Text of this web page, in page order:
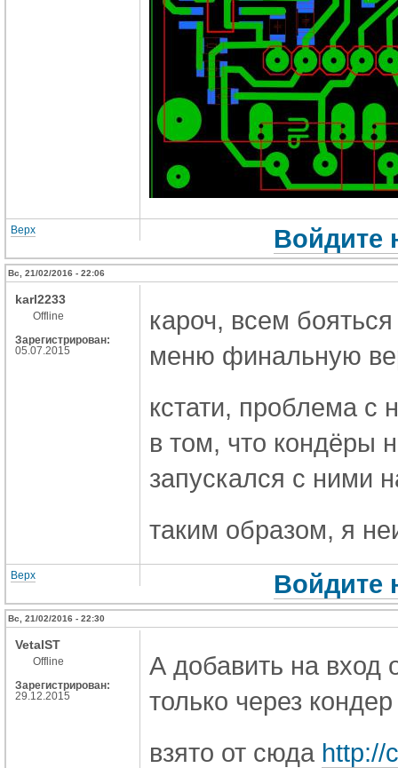
Верх Войдите
Вс, 21/02/2016 - 22:06
karl2233
Offline
Зарегистрирован:
05.07.2015
кароч, всем
меню финальную
кстати, проблема с
в том, что кондёры
запускался с ними
таким образом, я
Верх Войдите
Вс, 21/02/2016 - 22:30
VetalST
Offline
Зарегистрирован:
29.12.2015
А добавить на вход
только через
взято от сюда http://